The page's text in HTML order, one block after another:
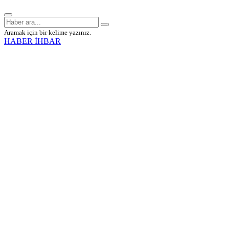
Aramak için bir kelime yazınız.
HABER İHBAR